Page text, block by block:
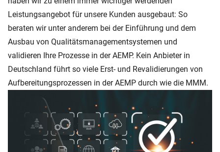
Leistungsangebot für unsere Kunden ausgebaut: So
beraten wir unter anderem bei der Einführung und dem
Ausbau von Qualitätsmanagementsystemen und
validieren Ihre Prozesse in der AEMP. Kein Anbieter in
Deutschland führt so viele Erst- und Revalidierungen von
Aufbereitungsprozessen in der AEMP durch wie die MMM.